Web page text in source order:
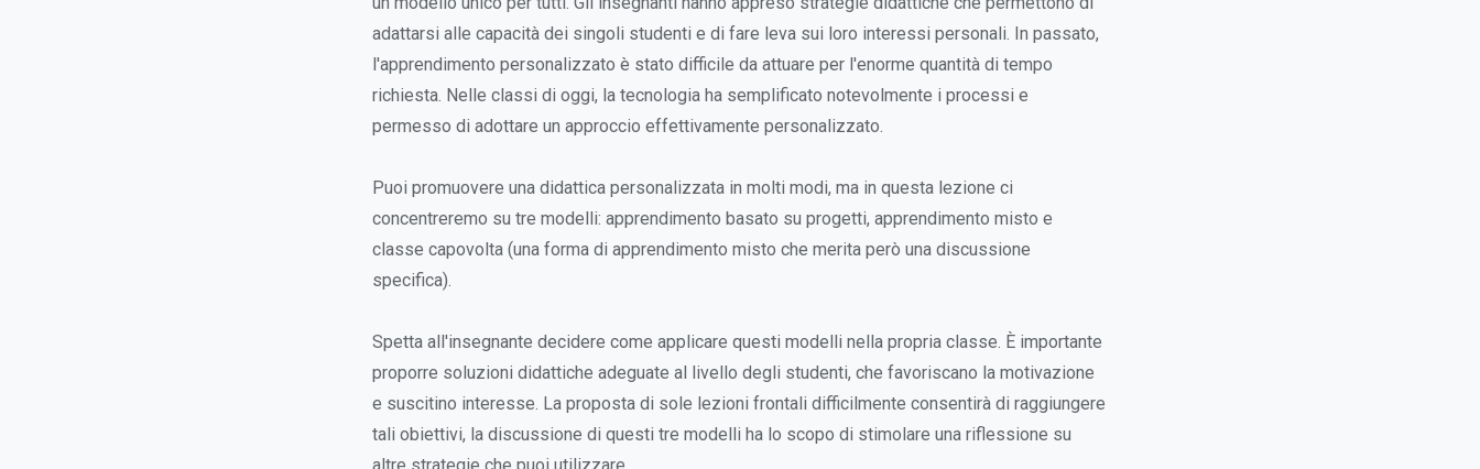
adattarsi alle capacità dei singoli studenti e di fare leva sui loro interessi personali. In passato,
l'apprendimento personalizzato è stato difficile da attuare per l'enorme quantità di tempo
richiesta. Nelle classi di oggi, la tecnologia ha semplificato notevolmente i processi e
permesso di adottare un approccio effettivamente personalizzato.
Puoi promuovere una didattica personalizzata in molti modi, ma in questa lezione ci
concentreremo su tre modelli: apprendimento basato su progetti, apprendimento misto e
classe capovolta (una forma di apprendimento misto che merita però una discussione
specifica).
Spetta all'insegnante decidere come applicare questi modelli nella propria classe. È importante
proporre soluzioni didattiche adeguate al livello degli studenti, che favoriscano la motivazione
e suscitino interesse. La proposta di sole lezioni frontali difficilmente consentirà di raggiungere
tali obiettivi, la discussione di questi tre modelli ha lo scopo di stimolare una riflessione su